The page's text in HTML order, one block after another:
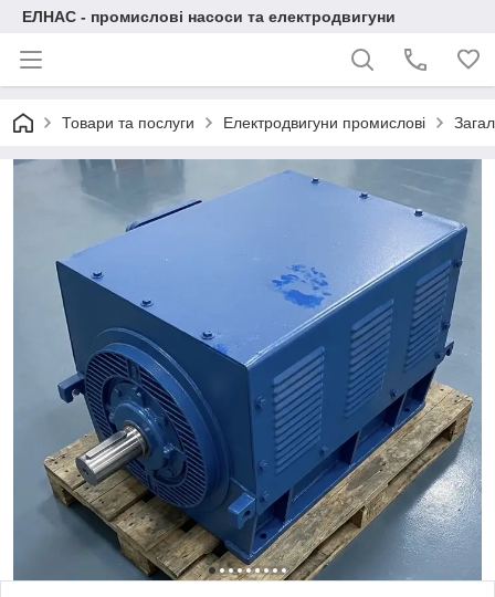
ЕЛНАС - промислові насоси та електродвигуни
Товари та послуги Електродвигуни промислові